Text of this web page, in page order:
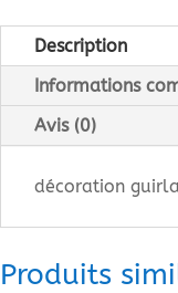
Description
Informations
Avis (0)
décoration
Produits